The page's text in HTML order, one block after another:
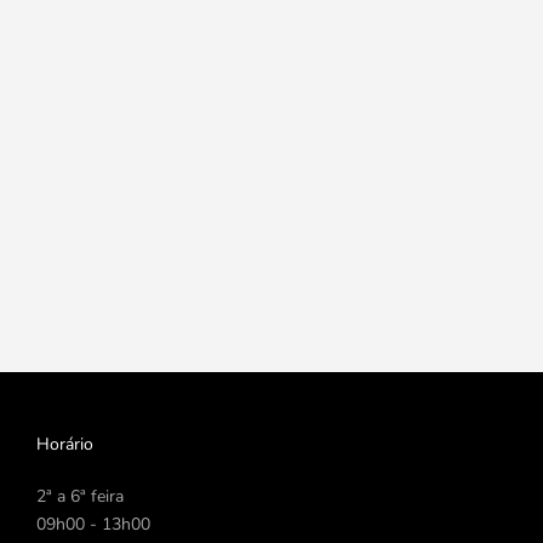
Horário
2ª a 6ª feira
09h00 - 13h00